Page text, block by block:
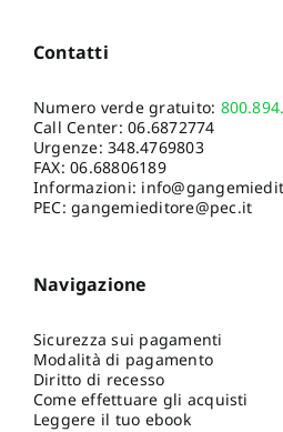
Contatti
Numero verde gratuito:
Call Center:06.6872774
Urgenze:348.4769803
FAX: 06.68806189
Informazioni:
PEC: gangemieditore@pec.it
Navigazione
Sicurezza sui pagamenti
Modalità di pagamento
Diritto di recesso
Come effettuare gli acquisti
Leggere il tuo ebook